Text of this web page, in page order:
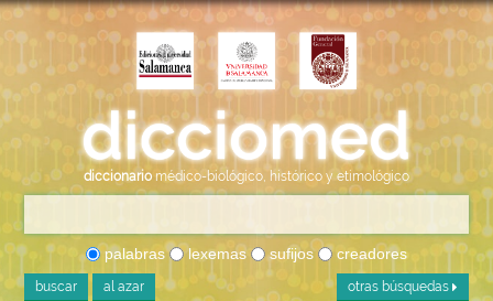
diccionario médico-biológico, histórico y etimológico
palabras lexemas sufijos creadores
buscar al azar otras búsquedas